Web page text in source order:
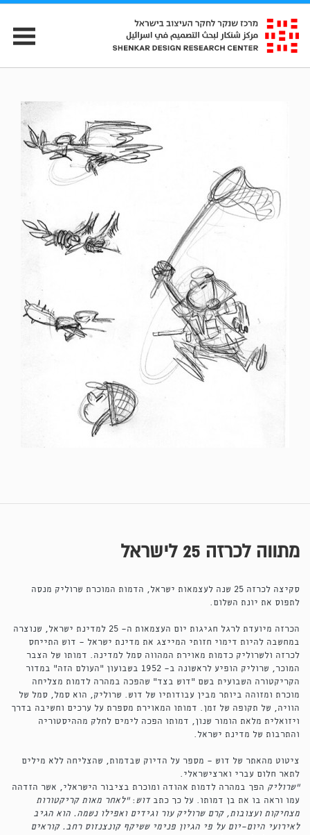
מתווה לכרזה 25 לישראל
סקיצה לכרזה 25 שנה לעצמאות ישראל, הדמות המוכרת שרוליק מנסה
לתפוס את יונת השלום.
הכרזה מיועדת לרגל חגיגות יום העצמאות ה- 25 למדינת ישראל, שנוצרה
במחשבה להיות דימוי חזותי המייצג את מדינת ישראל - דוש התייחס
לכרזה ולשרוליק כדמות מאוירת המהווה סמל למדינה. דמותו של הצבר
המוכר, שרוליק הופיע לראשונה ב- 1952 בשבועון "העולם הזה" במדור
הקריקטורה השבועית בשם "דוש בצד" שהפכה במהרה לדמות מצליחה
מוכרת ומזוהה ביותר מבין עבודותיו של דוש. שרוליק, הוא סמל, סמל של
הוויה, של תקופה של זמן. דמותו המאוירת מספרת על ערכים וחשיבה בדרך
ויזואלית מלאת הומור שנון, דמותו הפכה לימים לחלק מההיסטוריה
והתרבות של מדינת ישראל.
ציטוט מהאתר של דוש - מספר על הדיוק שבדמות, שהצליחה ללא מילים
לתאר חלום עברי וארצישראלי.
"שרוליק הפך במהרה לדמות אהודה ומוכרת בציבור הישראלי, אשר הזדהה
עמו וראה בו את בן דמותו. על כך כתב דוש:"לאחר מאות קריקטורות
מצחיקות ועצובות, קרם שרוליק עור וגידים ואפילו נשמה. הוא הגיב
לאירועי היום-יום על פי הגיון פנימי ששיקף קונצנזוס רחב. קוראים